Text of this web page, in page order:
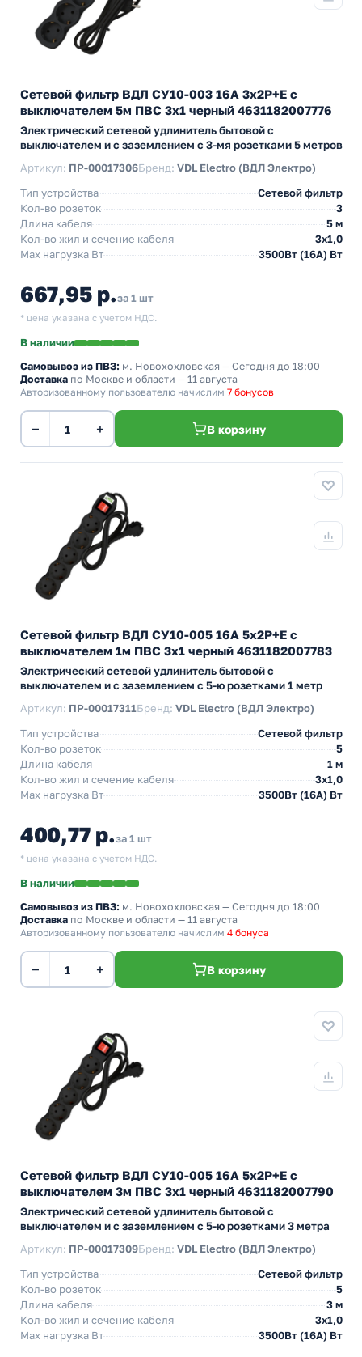
Сетевой фильтр ВДЛ СУ10-003 16А 3х2P+E с
выключателем 5м ПВС 3х1 черный 4631182007776
Электрический сетевой удлинитель бытовой с
выключателем и с заземлением с 3-мя розетками 5 метров
Артикул: ПР-00017306Бренд: VDL Electro (ВДЛ Электро)
Тип устройства
Сетевой фильтр
Кол-во розеток
3
Длина кабеля
5 м
Кол-во жил и сечение кабеля
3х1,0
Max нагрузка Вт
3500Вт (16А) Вт
667,95 р.за 1 шт
* цена указана с учетом НДС.
В наличии
Самовывоз из ПВЗ: м. Новохохловская — Сегодня до 18:00
Доставка по Москве и области — 11 августа
Авторизованному пользователю начислим 7 бонусов
− + В корзину
Сетевой фильтр ВДЛ СУ10-005 16А 5х2P+E с
выключателем 1м ПВС 3х1 черный 4631182007783
Электрический сетевой удлинитель бытовой с
выключателем и с заземлением с 5-ю розетками 1 метр
Артикул: ПР-00017311Бренд: VDL Electro (ВДЛ Электро)
Тип устройства
Сетевой фильтр
Кол-во розеток
5
Длина кабеля
1 м
Кол-во жил и сечение кабеля
3х1,0
Max нагрузка Вт
3500Вт (16А) Вт
400,77 р.за 1 шт
* цена указана с учетом НДС.
В наличии
Самовывоз из ПВЗ: м. Новохохловская — Сегодня до 18:00
Доставка по Москве и области — 11 августа
Авторизованному пользователю начислим 4 бонуса
− + В корзину
Сетевой фильтр ВДЛ СУ10-005 16А 5х2P+E с
выключателем 3м ПВС 3х1 черный 4631182007790
Электрический сетевой удлинитель бытовой с
выключателем и с заземлением с 5-ю розетками 3 метра
Артикул: ПР-00017309Бренд: VDL Electro (ВДЛ Электро)
Тип устройства
Сетевой фильтр
Кол-во розеток
5
Длина кабеля
3 м
Кол-во жил и сечение кабеля
3х1,0
Max нагрузка Вт
3500Вт (16А) Вт